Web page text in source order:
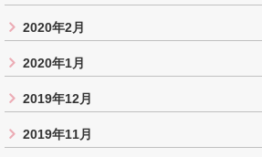
2020年2月
2020年1月
2019年12月
2019年11月